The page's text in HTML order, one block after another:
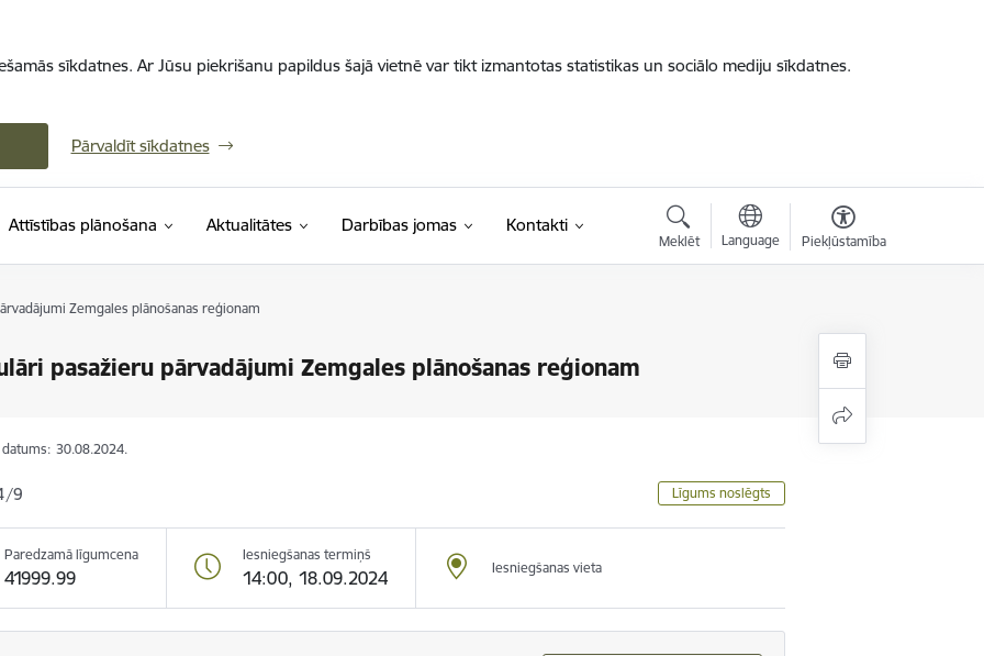
sīkdatnes. Ar Jūsu piekrišanu papildus šajā vietnē var tikt izmantotas statistikas un sociālo mediju sīkdatnes.
Pārvaldīt sīkdatnes
Attīstības plānošana Aktualitātes Darbības jomas Kontakti
Meklēt Language Piekļūstamība
Zemgales plānošanas reģionam
pasažieru pārvadājumi Zemgales plānošanas reģionam
30.08.2024.
9 Līgums noslēgts
Paredzamā līgumcena
41999.99
Iesniegšanas termiņš
14:00, 18.09.2024 Iesniegšanas vieta